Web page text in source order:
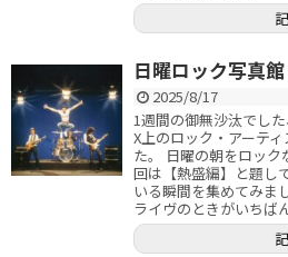
日曜ロック写真
2025/8/17
1週間の御無沙汰でし
X上のロック・アーテ
た。 日曜の朝をロッ
回は【熱盛編】と題し
いる瞬間を集めてみま
ライヴのときがいちば